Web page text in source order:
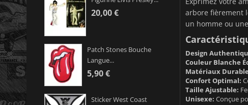
20,00 €
Patch Stones Bouche
Langue...
5,90 €
Sticker West Coast
arbore fièrement
un homme ou
Design
Couleur Blanche
Matériaux
Confort Optimal:
Taille Ajustable:
Unisexe: Conçue